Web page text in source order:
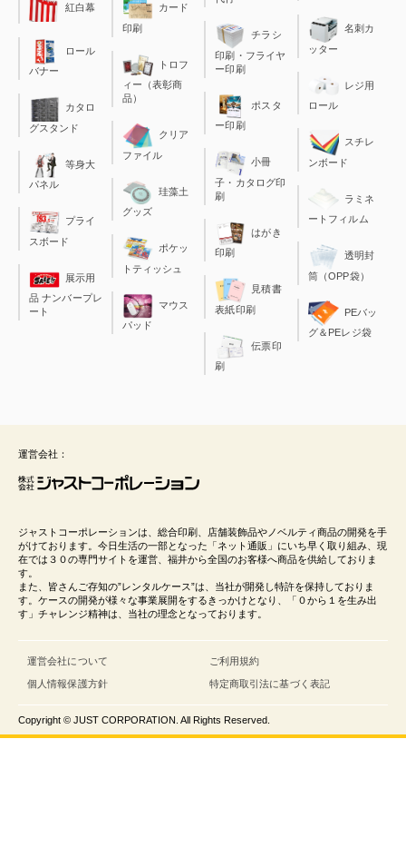
紅白幕
ロール
バナー
カタロ
グスタンド
等身大
パネル
プライ
スボード
展示用
品 ナンバープレ
ート
カード
印刷
トロフ
ィー（表彰商
品）
クリア
ファイル
珪藻土
グッズ
ポケッ
トティッシュ
マウス
パッド
チラシ
印刷・フライヤ
ー印刷
ポスタ
ー印刷
小冊
子・カタログ印
刷
はがき
印刷
見積書
表紙印刷
伝票印
刷
名刺カ
ッター
レジ用
ロール
スチレ
ンボード
ラミネ
ートフィルム
透明封
筒（OPP袋）
PEバッ
グ＆PEレジ袋
運営会社：
ジャストコーポレーションは、総合印刷、店舗装飾品やノベルティ商品の開発を手
がけております。今日生活の一部となった「ネット通販」にいち早く取り組み、現
在では３０の専門サイトを運営、福井から全国のお客様へ商品を供給しておりま
す。
また、皆さんご存知の”レンタルケース”は、当社が開発し特許を保持しておりま
す。ケースの開発が様々な事業展開をするきっかけとなり、「０から１を生み出
す」チャレンジ精神は、当社の理念となっております。
運営会社について
個人情報保護方針
ご利用規約
特定商取引法に基づく表記
Copyright © JUST CORPORATION. All Rights Reserved.